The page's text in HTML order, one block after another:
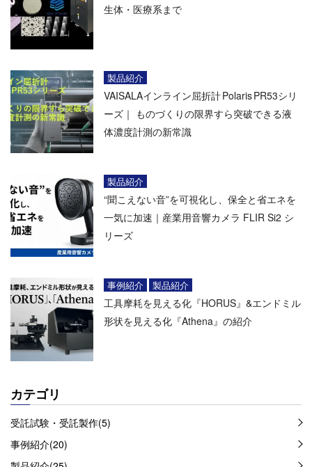
生体・医療系まで
製品紹介
VAISALAインライン屈折計 Polaris PR53シリ
ーズ｜ ものづくりの限界すら突破できる液
体濃度計測の新常識
製品紹介
“聞こえない音”を可視化し、保全と省エネを
一気に加速｜産業用音響カメラ FLIR Si2 シ
リーズ
事例紹介 製品紹介
工具摩耗を見える化『HORUS』&エンドミル
形状を見える化『Athena』の紹介
カテゴリ
受託試験・受託製作(5)
事例紹介(20)